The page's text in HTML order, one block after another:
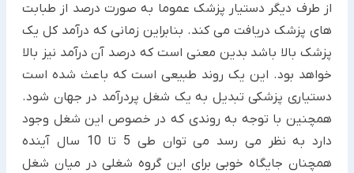
از طرف دیگر دستیار پزشک عموما به صورت درصد از طبابت
های پزشک دریافت می کند. بنابراین زمانی که درآمد کل یک
پزشک بالا باشد بدین معنی است که درصد آن درآمد نیز بالا
خواهد بود. این یک روند طبیعی است که باعث شده است
دستیاری پزشکی تبدیل به یک شغل پردرآمد در جهان شود.
همچنین با توجه به روندی که در خصوص این شغل وجود
دارد به نظر می رسد می توان طی 5 تا 10 سال آینده
همچنان جایگاه خوبی برای این گروه شغلی در میان شغل